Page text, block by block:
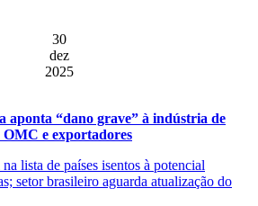
30
dez
2025
aponta “dano grave” à indústria de
e exportadores
lista de países isentos à potencial
setor brasileiro aguarda atualização do